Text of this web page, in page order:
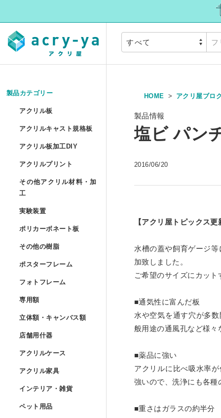
製品カテゴリー
アクリル板
アクリル押出板 規格サイ
アクリル押出板 フリーカ
アクリル精密薄板
アクリルミラー板
アクリル紫外線カット（
アクリルキャスト規格板 アクリルキャス
アクリル板加工DIY アクリル板加工
Lの字曲げ加工 セミオー
コの字ディスプレイ台
階段手すりアクリルパネ
アクリル板レーザー加工
アクリルプリント アクリルプリント
アクリルブロックUV印
その他アクリル材料・加
工
アクリルブロック クリア
アクリルドーム（半球）
アクリルドーム（半球）
実験装置
アクリル実験装置・レン
ポリカーボネート板 ポリカーボネー
ポリカーボネート板 フ
アイリスポリカシート（
ポリカーボネート板 規格
アイリスポリカシート（
ポリカーボネート板加工
ポリカーボネート円板
階段手すりポリカーボネ
その他の樹脂 その他の樹脂 »
ポリスチレン型板 フリー
塩ビパンチング（穴開き
ワーロンパワーマット
PET板加工 セミオーダー
PET板 Lの字曲げ加工
ポスターフレーム ポスターフレーム
ポスターフレーム スタ
ポスターフレーム フロ
フォトフレーム フォトフレーム
フォトフレーム スタン
フォトフレーム スタン
フォトフレーム スタン
フォトフレーム スタン
フォトフレーム フロート
専用額 専用額»
ユニフォーム額
ユニフォーム額 セミオー
色紙額
小色紙額
立体額・キャンバス額 立体額・キャンバ
アクリル立体額 ボックス
店舗用什器 店舗用什器»
カタログスタンド
カタログケース屋外用
説教台
アクリルケース アクリルケース
アクリル四面体ケース
箱型アクリルケース セミ
アクリル家具 アクリル家具»
インテリア・雑貨 インテリア・雑貨
レコードプレーヤーカ
ペット用品 ペット用品 »
HOME アクリ屋ブロ
製品情報
塩ビ パン
2016/06/20
【アクリ屋トピックス
水槽の蓋や飼育ゲージ
加致しました。
ご希望のサイズにカッ
■通気性に富んだ板
水や空気を通す穴が多
般用途の通風孔など様
■薬品に強い
アクリルに比べ吸水率
強いので、洗浄にも各
■重さはガラスの約半分